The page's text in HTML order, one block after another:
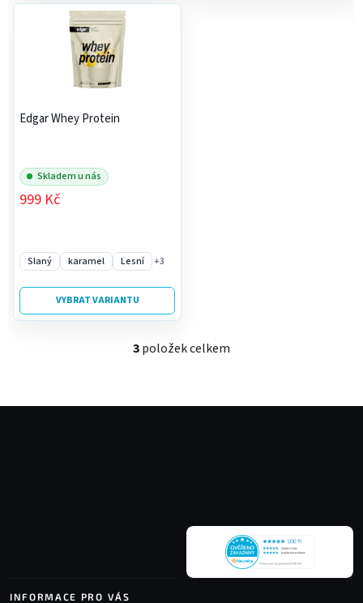
Edgar Whey Protein
Skladem u nás
999 Kč
VYBRAT VARIANTU
Slaný karamel Lesní +3
O
á
v
y
3položek celkem
INFORMACE PRO VÁS